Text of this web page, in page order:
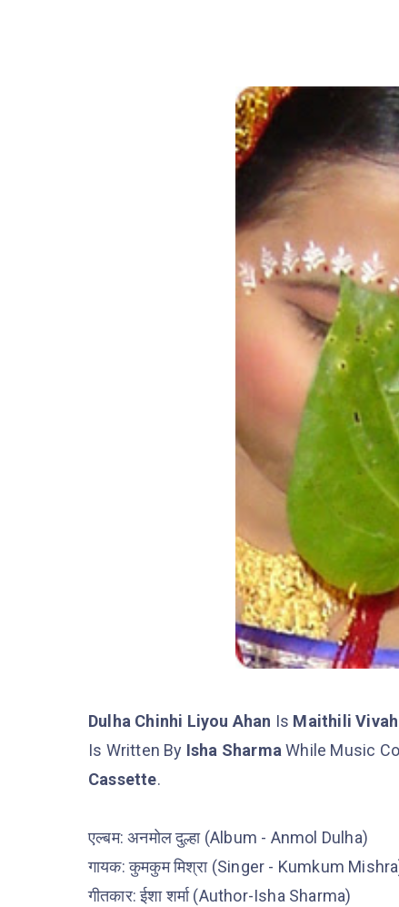
Dulha Chinhi Liyou Ahan Is Maithili
Is Written By Isha Sharma While Music
Cassette.
एल्बम: अनमोल दुल्हा (Album - Anmol Dulha)
गायक: कुमकुम मिश्रा (Singer - Kumkum
गीतकार: ईशा शर्मा (Author-Isha Sharma)